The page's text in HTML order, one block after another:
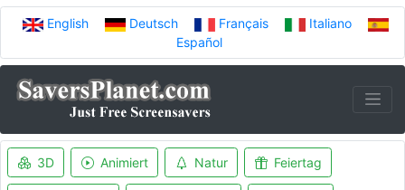
English Deutsch Français
Italiano
Español
3D Animiert Natur Feiertag